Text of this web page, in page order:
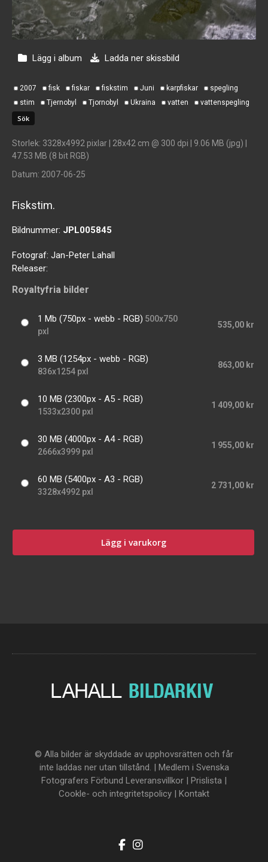
Lägg i album Ladda ner skissbild
2007 fisk fiskar fiskstim Juni karpfiskar
spegling
stim
Tjernobyl Tjornobyl Ukraina vatten vattenspegling
Storlek: 3328x4992 pixlar | 28x42 cm @ 300 dpi | 9.06 MB (jpg) |
47.53 MB (8 bit RGB)
Datum: 2007-06-25
Fiskstim.
Bildnummer: JPL005845
Fotograf: Jan-Peter Lahall
Releaser:
Royaltyfria bilder
1 Mb (750px - webb - RGB) 500x750
pxl
535,00 kr
3 MB (1254px - webb - RGB)
836x1254 pxl
863,00 kr
10 MB (2300px - A5 - RGB)
1533x2300 pxl
1 409,00 kr
30 MB (4000px - A4 - RGB)
2666x3999 pxl
1 955,00 kr
60 MB (5400px - A3 - RGB)
3328x4992 pxl
2 731,00 kr
Lägg i varukorg
© Alla bilder är skyddade av upphovsrätten och får
inte laddas ner utan tillstånd. | Medlem i Svenska
Fotografers Förbund Leveransvillkor | Prislista |
Cookle- och integritetspolicy | Kontakt